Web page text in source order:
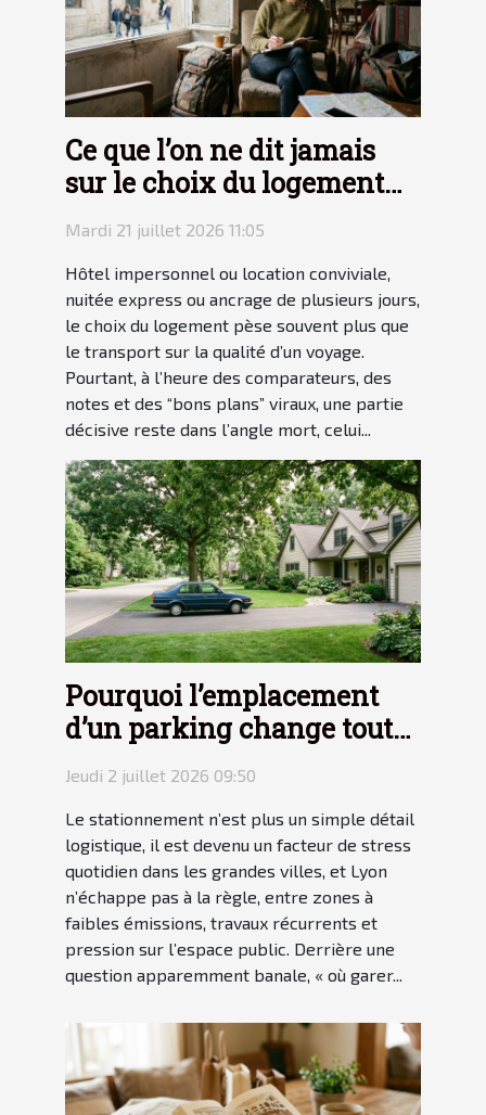
Ce que l’on ne dit jamais
sur le choix du logement
en voyage
Mardi 21 juillet 2026 11:05
Hôtel impersonnel ou location conviviale,
nuitée express ou ancrage de plusieurs jours,
le choix du logement pèse souvent plus que
le transport sur la qualité d’un voyage.
Pourtant, à l’heure des comparateurs, des
notes et des “bons plans” viraux, une partie
décisive reste dans l’angle mort, celui...
Pourquoi l’emplacement
d’un parking change tout
pour votre tranquillité
Jeudi 2 juillet 2026 09:50
Le stationnement n’est plus un simple détail
logistique, il est devenu un facteur de stress
quotidien dans les grandes villes, et Lyon
n’échappe pas à la règle, entre zones à
faibles émissions, travaux récurrents et
pression sur l’espace public. Derrière une
question apparemment banale, « où garer...